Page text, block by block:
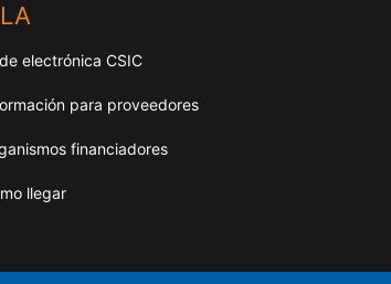
electrónica CSIC
para proveedores
financiadores
llegar